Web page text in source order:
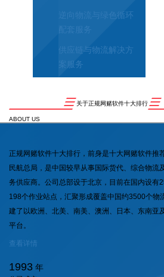
逆向物流与绿色循环
配套服务
供应链与物流解决方
案服务
关于正规网赌软件十大排行
ABOUT US
正规网赌软件十大排行，前身是十大网赌软件推
民航总局，是中国较早从事国际货代、综合物流
务供应商。公司总部设于北京，目前在国内设有
198个作业站点，汇聚形成覆盖中国约3500个物
建了以欧洲、北美、南美、澳洲、日本、东南亚
平台。
查看详情
1993 年